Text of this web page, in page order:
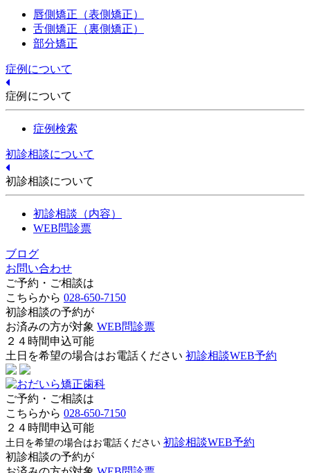
唇側矯正（表側矯正）
舌側矯正（裏側矯正）
部分矯正
症例について
症例について
症例検索
初診相談について
初診相談について
初診相談（内容）
WEB問診票
ブログ
お問い合わせ
ご予約・ご相談は
こちらから 028-650-7150
初診相談の予約が
お済みの方が対象 WEB問診票
２４時間申込可能
土日を希望の場合はお電話ください 初診相談WEB予約
ご予約・ご相談は
こちらから 028-650-7150
２４時間申込可能
土日を希望の場合はお電話ください 初診相談WEB予約
初診相談の予約が